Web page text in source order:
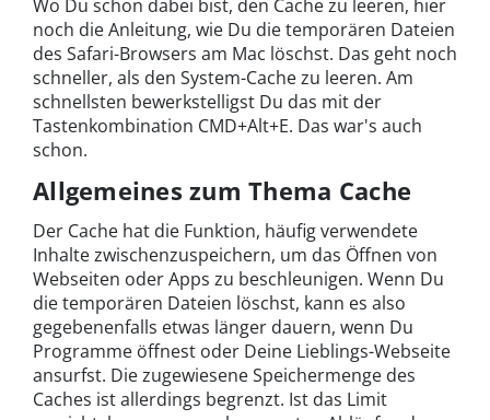
Wo Du schon dabei bist, den Cache zu leeren, hier
noch die Anleitung, wie Du die temporären Dateien
des Safari-Browsers am Mac löschst. Das geht noch
schneller, als den System-Cache zu leeren. Am
schnellsten bewerkstelligst Du das mit der
Tastenkombination CMD+Alt+E. Das war's auch
schon.
Allgemeines zum Thema Cache
Der Cache hat die Funktion, häufig verwendete
Inhalte zwischenzuspeichern, um das Öffnen von
Webseiten oder Apps zu beschleunigen. Wenn Du
die temporären Dateien löschst, kann es also
gegebenenfalls etwas länger dauern, wenn Du
Programme öffnest oder Deine Lieblings-Webseite
ansurfst. Die zugewiesene Speichermenge des
Caches ist allerdings begrenzt. Ist das Limit